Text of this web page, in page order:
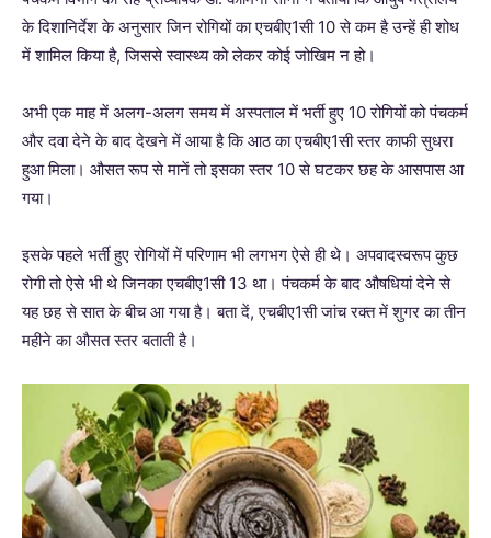
के दिशानिर्देश के अनुसार जिन रोगियों का एचबीए1सी 10 से कम है उन्हें ही शोध
में शामिल किया है, जिससे स्वास्थ्य को लेकर कोई जोखिम न हो।
अभी एक माह में अलग-अलग समय में अस्पताल में भर्ती हुए 10 रोगियों को पंचकर्म
और दवा देने के बाद देखने में आया है कि आठ का एचबीए1सी स्तर काफी सुधरा
हुआ मिला। औसत रूप से मानें तो इसका स्तर 10 से घटकर छह के आसपास आ
गया।
इसके पहले भर्ती हुए रोगियों में परिणाम भी लगभग ऐसे ही थे। अपवादस्वरूप कुछ
रोगी तो ऐसे भी थे जिनका एचबीए1सी 13 था। पंचकर्म के बाद औषधियां देने से
यह छह से सात के बीच आ गया है। बता दें, एचबीए1सी जांच रक्त में शुगर का तीन
महीने का औसत स्तर बताती है।